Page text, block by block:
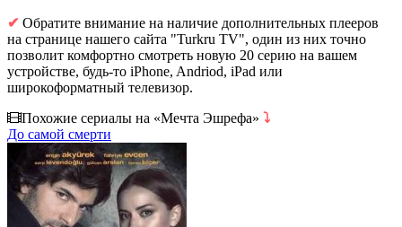
✔ Обратите внимание на наличие дополнительных плееров
на странице нашего сайта "Turkru TV", один из них точно
позволит комфортно смотреть новую 20 серию на вашем
устройстве, будь-то iPhone, Andriod, iPad или
широкоформатный телевизор.
Похожие сериалы на «Мечта Эшрефа» ⤵
До самой смерти